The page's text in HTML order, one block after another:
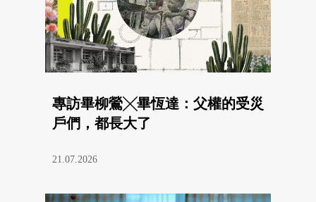
專訪畢柳鶯╳畢恆達：父權的受災
戶們，都長大了
21.07.2026